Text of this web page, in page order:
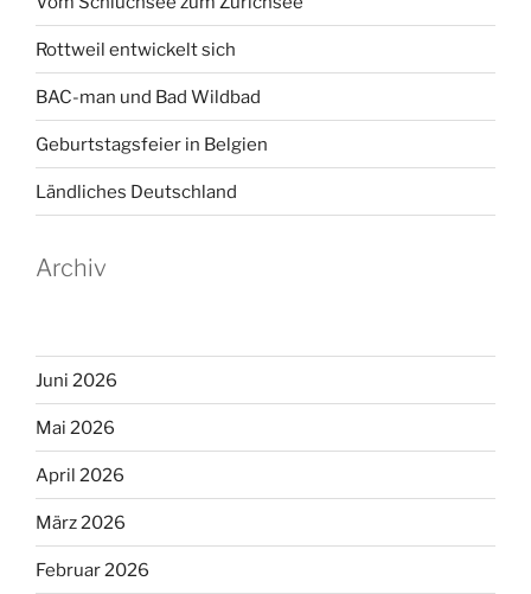
Rottweil entwickelt sich
BAC-man und Bad Wildbad
Geburtstagsfeier in Belgien
Ländliches Deutschland
Archiv
Juni 2026
Mai 2026
April 2026
März 2026
Februar 2026